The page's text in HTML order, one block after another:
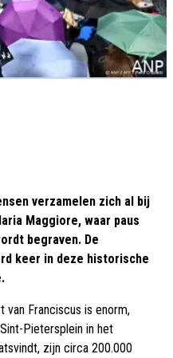
verzamelen zich al bij
Maggiore, waar paus
begraven. De
keer in deze historische
van Franciscus is enorm,
Pietersplein in het
zijn circa 200.000